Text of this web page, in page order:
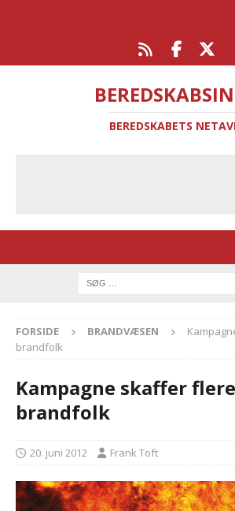
BEREDSKABETS
FORSIDE BRANDVÆSEN
brandfolk
Kampagne skaffer
brandfolk
20. juni 2012 Frank Toft